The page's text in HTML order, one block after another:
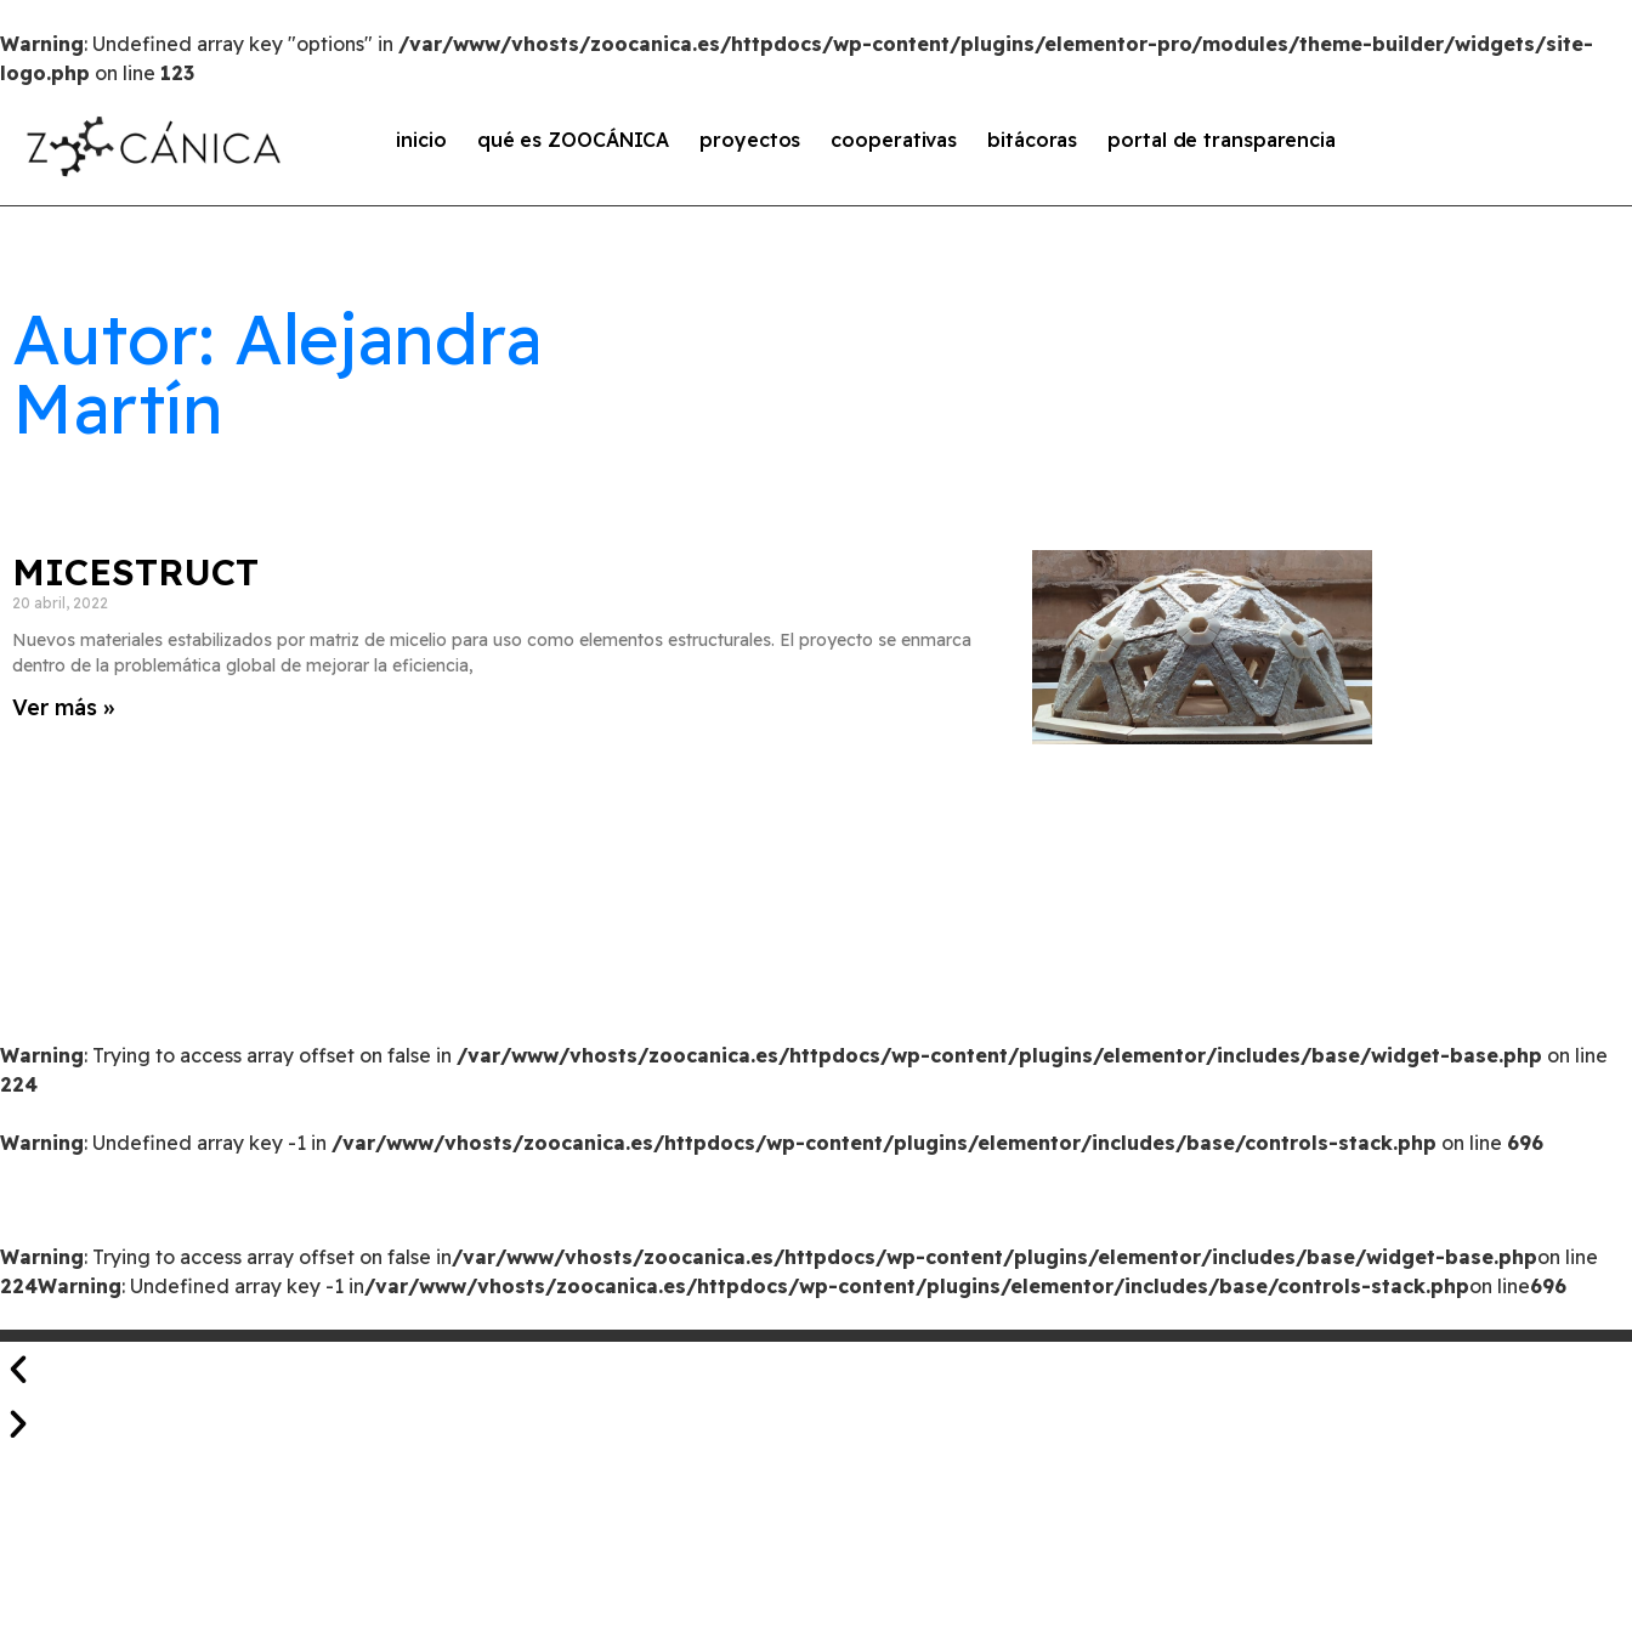
Warning: Undefined array key "options" in /var/www/vhosts/zoocanica.es/httpdocs/wp-content/plugins/elementor-pro/modules/theme-builder/widgets/site-
logo.php on line 123
inicio qué es ZOOCÁNICA proyectos cooperativas bitácoras portal de transparencia
Autor: Alejandra
Martín
MICESTRUCT
20 abril, 2022
Nuevos materiales estabilizados por matriz de micelio para uso como elementos estructurales. El proyecto se enmarca
dentro de la problemática global de mejorar la eficiencia,
Ver más »
Warning: Trying to access array offset on false in /var/www/vhosts/zoocanica.es/httpdocs/wp-content/plugins/elementor/includes/base/widget-base.php on line
224
Warning: Undefined array key -1 in /var/www/vhosts/zoocanica.es/httpdocs/wp-content/plugins/elementor/includes/base/controls-stack.php on line 696
Warning: Trying to access array offset on false in/var/www/vhosts/zoocanica.es/httpdocs/wp-content/plugins/elementor/includes/base/widget-base.phpon line
224Warning: Undefined array key -1 in/var/www/vhosts/zoocanica.es/httpdocs/wp-content/plugins/elementor/includes/base/controls-stack.phpon line696